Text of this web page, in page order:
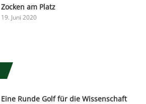
Zocken am Platz
19. Juni 2020
Eine Runde Golf für die Wissenschaft